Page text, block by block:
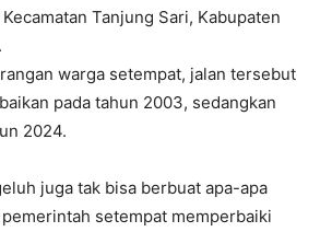
Tanjung Sari, Kabupaten
warga setempat, jalan tersebut
pada tahun 2003, sedangkan
2024.
juga tak bisa berbuat apa-apa
setempat memperbaiki